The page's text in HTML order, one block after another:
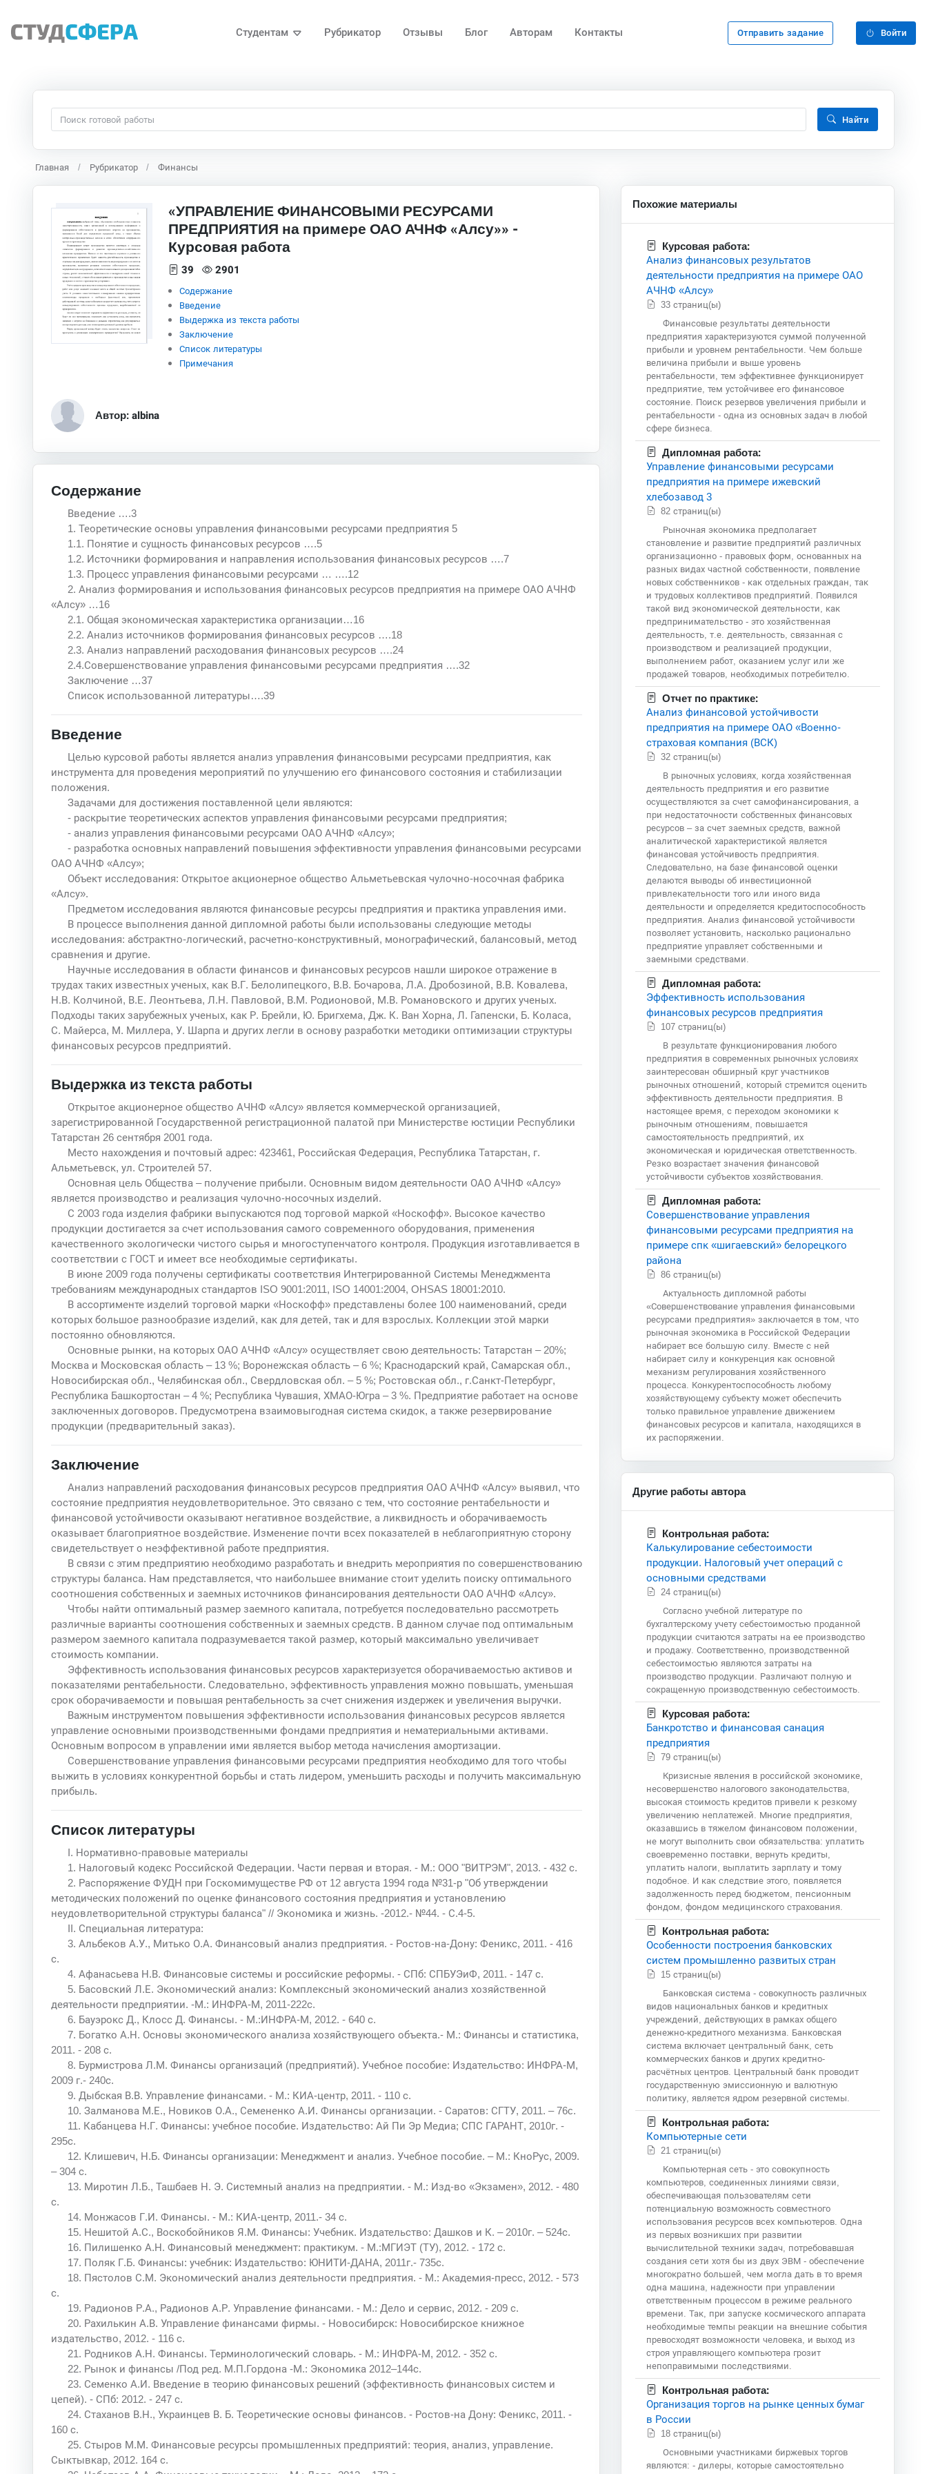
Студентам Рубрикатор Отзывы Блог Авторам Контакты Отправить задание Войти
Найти
Главная Рубрикатор Финансы
«УПРАВЛЕНИЕ ФИНАНСОВЫМИ РЕСУРСАМИ
ПРЕДПРИЯТИЯ на примере ОАО АЧНФ «Алсу»» -
Курсовая работа
39 2901
Содержание
Введение
Выдержка из текста работы
Заключение
Список литературы
Примечания
Автор: albina
Содержание
Введение ….3
1. Теоретические основы управления финансовыми ресурсами предприятия 5
1.1. Понятие и сущность финансовых ресурсов ….5
1.2. Источники формирования и направления использования финансовых ресурсов ….7
1.3. Процесс управления финансовыми ресурсами … ….12
2. Анализ формирования и использования финансовых ресурсов предприятия на примере ОАО АЧНФ
«Алсу» …16
2.1. Общая экономическая характеристика организации…16
2.2. Анализ источников формирования финансовых ресурсов ….18
2.3. Анализ направлений расходования финансовых ресурсов ….24
2.4.Совершенствование управления финансовыми ресурсами предприятия ….32
Заключение …37
Список использованной литературы….39
Введение
Целью курсовой работы является анализ управления финансовыми ресурсами предприятия, как
инструмента для проведения мероприятий по улучшению его финансового состояния и стабилизации
положения.
Задачами для достижения поставленной цели являются:
- раскрытие теоретических аспектов управления финансовыми ресурсами предприятия;
- анализ управления финансовыми ресурсами ОАО АЧНФ «Алсу»;
- разработка основных направлений повышения эффективности управления финансовыми ресурсами
ОАО АЧНФ «Алсу»;
Объект исследования: Открытое акционерное общество Альметьевская чулочно-носочная фабрика
«Алсу».
Предметом исследования являются финансовые ресурсы предприятия и практика управления ими.
В процессе выполнения данной дипломной работы были использованы следующие методы
исследования: абстрактно-логический, расчетно-конструктивный, монографический, балансовый, метод
сравнения и другие.
Научные исследования в области финансов и финансовых ресурсов нашли широкое отражение в
трудах таких известных ученых, как В.Г. Белолипецкого, В.В. Бочарова, Л.А. Дробозиной, В.В. Ковалева,
Н.В. Колчиной, В.Е. Леонтьева, Л.Н. Павловой, В.М. Родионовой, М.В. Романовского и других ученых.
Подходы таких зарубежных ученых, как Р. Брейли, Ю. Бригхема, Дж. К. Ван Хорна, Л. Гапенски, Б. Коласа,
С. Майерса, М. Миллера, У. Шарпа и других легли в основу разработки методики оптимизации структуры
финансовых ресурсов предприятий.
Выдержка из текста работы
Открытое акционерное общество АЧНФ «Алсу» является коммерческой организацией,
зарегистрированной Государственной регистрационной палатой при Министерстве юстиции Республики
Татарстан 26 сентября 2001 года.
Место нахождения и почтовый адрес: 423461, Российская Федерация, Республика Татарстан, г.
Альметьевск, ул. Строителей 57.
Основная цель Общества – получение прибыли. Основным видом деятельности ОАО АЧНФ «Алсу»
является производство и реализация чулочно-носочных изделий.
С 2003 года изделия фабрики выпускаются под торговой маркой «Носкофф». Высокое качество
продукции достигается за счет использования самого современного оборудования, применения
качественного экологически чистого сырья и многоступенчатого контроля. Продукция изготавливается в
соответствии с ГОСТ и имеет все необходимые сертификаты.
В июне 2009 года получены сертификаты соответствия Интегрированной Системы Менеджмента
требованиям международных стандартов ISO 9001:2011, ISO 14001:2004, OHSAS 18001:2010.
В ассортименте изделий торговой марки «Носкофф» представлены более 100 наименований, среди
которых большое разнообразие изделий, как для детей, так и для взрослых. Коллекции этой марки
постоянно обновляются.
Основные рынки, на которых ОАО АЧНФ «Алсу» осуществляет свою деятельность: Татарстан – 20%;
Москва и Московская область – 13 %; Воронежская область – 6 %; Краснодарский край, Самарская обл.,
Новосибирская обл., Челябинская обл., Свердловская обл. – 5 %; Ростовская обл., г.Санкт-Петербург,
Республика Башкортостан – 4 %; Республика Чувашия, ХМАО-Югра – 3 %. Предприятие работает на основе
заключенных договоров. Предусмотрена взаимовыгодная система скидок, а также резервирование
продукции (предварительный заказ).
Заключение
Анализ направлений расходования финансовых ресурсов предприятия ОАО АЧНФ «Алсу» выявил, что
состояние предприятия неудовлетворительное. Это связано с тем, что состояние рентабельности и
финансовой устойчивости оказывают негативное воздействие, а ликвидность и оборачиваемость
оказывает благоприятное воздействие. Изменение почти всех показателей в неблагоприятную сторону
свидетельствует о неэффективной работе предприятия.
В связи с этим предприятию необходимо разработать и внедрить мероприятия по совершенствованию
структуры баланса. Нам представляется, что наибольшее внимание стоит уделить поиску оптимального
соотношения собственных и заемных источников финансирования деятельности ОАО АЧНФ «Алсу».
Чтобы найти оптимальный размер заемного капитала, потребуется последовательно рассмотреть
различные варианты соотношения собственных и заемных средств. В данном случае под оптимальным
размером заемного капитала подразумевается такой размер, который максимально увеличивает
стоимость компании.
Эффективность использования финансовых ресурсов характеризуется оборачиваемостью активов и
показателями рентабельности. Следовательно, эффективность управления можно повышать, уменьшая
срок оборачиваемости и повышая рентабельность за счет снижения издержек и увеличения выручки.
Важным инструментом повышения эффективности использования финансовых ресурсов является
управление основными производственными фондами предприятия и нематериальными активами.
Основным вопросом в управлении ими является выбор метода начисления амортизации.
Совершенствование управления финансовыми ресурсами предприятия необходимо для того чтобы
выжить в условиях конкурентной борьбы и стать лидером, уменьшить расходы и получить максимальную
прибыль.
Список литературы
I. Нормативно-правовые материалы
1. Налоговый кодекс Российской Федерации. Части первая и вторая. - М.: ООО "ВИТРЭМ", 2013. - 432 с.
2. Распоряжение ФУДН при Госкомимуществе РФ от 12 августа 1994 года №31-р "Об утверждении
методических положений по оценке финансового состояния предприятия и установлению
неудовлетворительной структуры баланса" // Экономика и жизнь. -2012.- №44. - С.4-5.
II. Специальная литература:
3. Альбеков А.У., Митько О.А. Финансовый анализ предприятия. - Ростов-на-Дону: Феникс, 2011. - 416
с.
4. Афанасьева Н.В. Финансовые системы и российские реформы. - СПб: СПБУЭиФ, 2011. - 147 с.
5. Басовский Л.Е. Экономический анализ: Комплексный экономический анализ хозяйственной
деятельности предприятии. -М.: ИНФРА-М, 2011-222с.
6. Бауэрокс Д., Клосс Д. Финансы. - М.:ИНФРА-М, 2012. - 640 с.
7. Богатко А.Н. Основы экономического анализа хозяйствующего объекта.- М.: Финансы и статистика,
2011. - 208 с.
8. Бурмистрова Л.М. Финансы организаций (предприятий). Учебное пособие: Издательство: ИНФРА-М,
2009 г.- 240с.
9. Дыбская В.В. Управление финансами. - М.: КИА-центр, 2011. - 110 с.
10. Залманова М.Е., Новиков О.А., Семененко А.И. Финансы организации. - Саратов: СГТУ, 2011. – 76c.
11. Кабанцева Н.Г. Финансы: учебное пособие. Издательство: Ай Пи Эр Медиа; СПС ГАРАНТ, 2010г. -
295с.
12. Клишевич, Н.Б. Финансы организации: Менеджмент и анализ. Учебное пособие. – М.: КноРус, 2009.
– 304 с.
13. Миротин Л.Б., Ташбаев Н. Э. Системный анализ на предприятии. - М.: Изд-во «Экзамен», 2012. - 480
с.
14. Монжасов Г.И. Финансы. - М.: КИА-центр, 2011.- 34 с.
15. Нешитой А.С., Воскобойников Я.М. Финансы: Учебник. Издательство: Дашков и К. – 2010г. – 524с.
16. Пилишенко А.Н. Финансовый менеджмент: практикум. - М.:МГИЭТ (ТУ), 2012. - 172 с.
17. Поляк Г.Б. Финансы: учебник: Издательство: ЮНИТИ-ДАНА, 2011г.- 735с.
18. Пястолов С.М. Экономический анализ деятельности предприятия. - М.: Академия-пресс, 2012. - 573
с.
19. Радионов Р.А., Радионов А.Р. Управление финансами. - М.: Дело и сервис, 2012. - 209 с.
20. Рахилькин А.В. Управление финансами фирмы. - Новосибирск: Новосибирское книжное
издательство, 2012. - 116 с.
21. Родников А.Н. Финансы. Терминологический словарь. - М.: ИНФРА-М, 2012. - 352 с.
22. Рынок и финансы /Под ред. М.П.Гордона -М.: Экономика 2012–144с.
23. Семенко А.И. Введение в теорию финансовых решений (эффективность финансовых систем и
цепей). - СПб: 2012. - 247 с.
24. Стаханов В.Н., Украинцев В. Б. Теоретические основы финансов. - Ростов-на Дону: Феникс, 2011. -
160 с.
25. Стыров М.М. Финансовые ресурсы промышленных предприятий: теория, анализ, управление.
Сыктывкар, 2012. 164 с.
Похожие материалы
Курсовая работа:
Анализ финансовых результатов
деятельности предприятия на примере ОАО
АЧНФ «Алсу»
33 страниц(ы)
Финансовые результаты деятельности
предприятия характеризуются суммой полученной
прибыли и уровнем рентабельности. Чем больше
величина прибыли и выше уровень
рентабельности, тем эффективнее функционирует
предприятие, тем устойчивее его финансовое
состояние. Поиск резервов увеличения прибыли и
рентабельности - одна из основных задач в любой
сфере бизнеса.
Дипломная работа:
Управление финансовыми ресурсами
предприятия на примере ижевский
хлебозавод 3
82 страниц(ы)
Рыночная экономика предполагает
становление и развитие предприятий различных
организационно - правовых форм, основанных на
разных видах частной собственности, появление
новых собственников - как отдельных граждан, так
и трудовых коллективов предприятий. Появился
такой вид экономической деятельности, как
предпринимательство - это хозяйственная
деятельность, т.е. деятельность, связанная с
производством и реализацией продукции,
выполнением работ, оказанием услуг или же
продажей товаров, необходимых потребителю.
Отчет по практике:
Анализ финансовой устойчивости
предприятия на примере ОАО «Военно-
страховая компания (ВСК)
32 страниц(ы)
В рыночных условиях, когда хозяйственная
деятельность предприятия и его развитие
осуществляются за счет самофинансирования, а
при недостаточности собственных финансовых
ресурсов – за счет заемных средств, важной
аналитической характеристикой является
финансовая устойчивость предприятия.
Следовательно, на базе финансовой оценки
делаются выводы об инвестиционной
привлекательности того или иного вида
деятельности и определяется кредитоспособность
предприятия. Анализ финансовой устойчивости
позволяет установить, насколько рационально
предприятие управляет собственными и
заемными средствами.
Дипломная работа:
Эффективность использования
финансовых ресурсов предприятия
107 страниц(ы)
В результате функционирования любого
предприятия в современных рыночных условиях
заинтересован обширный круг участников
рыночных отношений, который стремится оценить
эффективность деятельности предприятия. В
настоящее время, с переходом экономики к
рыночным отношениям, повышается
самостоятельность предприятий, их
экономическая и юридическая ответственность.
Резко возрастает значения финансовой
устойчивости субъектов хозяйствования.
Дипломная работа:
Совершенствование управления
финансовыми ресурсами предприятия на
примере спк «шигаевский» белорецкого
района
86 страниц(ы)
Актуальность дипломной работы
«Совершенствование управления финансовыми
ресурсами предприятия» заключается в том, что
рыночная экономика в Российской Федерации
набирает все большую силу. Вместе с ней
набирает силу и конкуренция как основной
механизм регулирования хозяйственного
процесса. Конкурентоспособность любому
хозяйствующему субъекту может обеспечить
только правильное управление движением
финансовых ресурсов и капитала, находящихся в
их распоряжении.
Другие работы автора
Контрольная работа:
Калькулирование себестоимости
продукции. Налоговый учет операций с
основными средствами
24 страниц(ы)
Согласно учебной литературе по
бухгалтерскому учету себестоимостью проданной
продукции считаются затраты на ее производство
и продажу. Соответственно, производственной
себестоимостью являются затраты на
производство продукции. Различают полную и
сокращенную производственную себестоимость.
Курсовая работа:
Банкротство и финансовая санация
предприятия
79 страниц(ы)
Кризисные явления в российской экономике,
несовершенство налогового законодательства,
высокая стоимость кредитов привели к резкому
увеличению неплатежей. Многие предприятия,
оказавшись в тяжелом финансовом положении,
не могут выполнить свои обязательства: уплатить
своевременно поставки, вернуть кредиты,
уплатить налоги, выплатить зарплату и тому
подобное. И как следствие этого, появляется
задолженность перед бюджетом, пенсионным
фондом, фондом медицинского страхования.
Контрольная работа:
Особенности построения банковских
систем промышленно развитых стран
15 страниц(ы)
Банковская система - совокупность различных
видов национальных банков и кредитных
учреждений, действующих в рамках общего
денежно-кредитного механизма. Банковская
система включает центральный банк, сеть
коммерческих банков и других кредитно-
расчётных центров. Центральный банк проводит
государственную эмиссионную и валютную
политику, является ядром резервной системы.
Контрольная работа:
Компьютерные сети
21 страниц(ы)
Компьютерная сеть - это совокупность
компьютеров, соединенных линиями связи,
обеспечивающая пользователям сети
потенциальную возможность совместного
использования ресурсов всех компьютеров. Одна
из первых возникших при развитии
вычислительной техники задач, потребовавшая
создания сети хотя бы из двух ЭВМ - обеспечение
многократно большей, чем могла дать в то время
одна машина, надежности при управлении
ответственным процессом в режиме реального
времени. Так, при запуске космического аппарата
необходимые темпы реакции на внешние события
превосходят возможности человека, и выход из
строя управляющего компьютера грозит
непоправимыми последствиями.
Контрольная работа:
Организация торгов на рынке ценных бумаг
в России
18 страниц(ы)
Основными участниками биржевых торгов
являются: - дилеры, которые самостоятельно